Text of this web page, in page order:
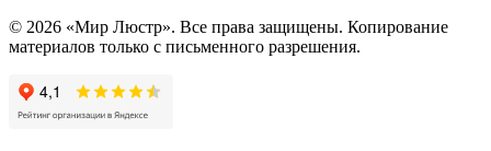
© 2026 «Мир Люстр». Все права защищены. Копирование
материалов только с письменного разрешения.